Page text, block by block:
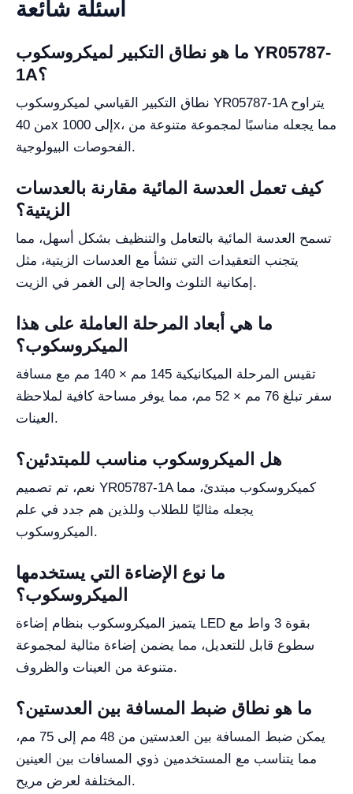
أسئلة شائعة
ما هو نطاق التكبير لميكروسكوب YR05787-
1A؟
نطاق التكبير القياسي لميكروسكوب YR05787-1A يتراوح
من 40x إلى 1000x، مما يجعله مناسبًا لمجموعة متنوعة من
الفحوصات البيولوجية.
كيف تعمل العدسة المائية مقارنة بالعدسات
الزيتية؟
تسمح العدسة المائية بالتعامل والتنظيف بشكل أسهل، مما
يتجنب التعقيدات التي تنشأ مع العدسات الزيتية، مثل
إمكانية التلوث والحاجة إلى الغمر في الزيت.
ما هي أبعاد المرحلة العاملة على هذا
الميكروسكوب؟
تقيس المرحلة الميكانيكية 145 مم × 140 مم مع مسافة
سفر تبلغ 76 مم × 52 مم، مما يوفر مساحة كافية لملاحظة
العينات.
هل الميكروسكوب مناسب للمبتدئين؟
نعم، تم تصميم YR05787-1A كميكروسكوب مبتدئ، مما
يجعله مثاليًا للطلاب وللذين هم جدد في علم
الميكروسكوب.
ما نوع الإضاءة التي يستخدمها
الميكروسكوب؟
يتميز الميكروسكوب بنظام إضاءة LED بقوة 3 واط مع
سطوع قابل للتعديل، مما يضمن إضاءة مثالية لمجموعة
متنوعة من العينات والظروف.
ما هو نطاق ضبط المسافة بين العدستين؟
يمكن ضبط المسافة بين العدستين من 48 مم إلى 75 مم،
مما يتناسب مع المستخدمين ذوي المسافات بين العينين
المختلفة لعرض مريح.